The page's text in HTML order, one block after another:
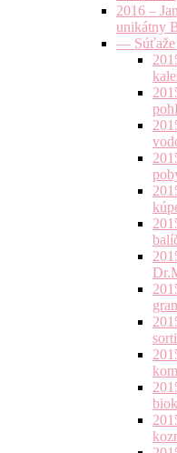
2016 –
unikátny
— Súťaže